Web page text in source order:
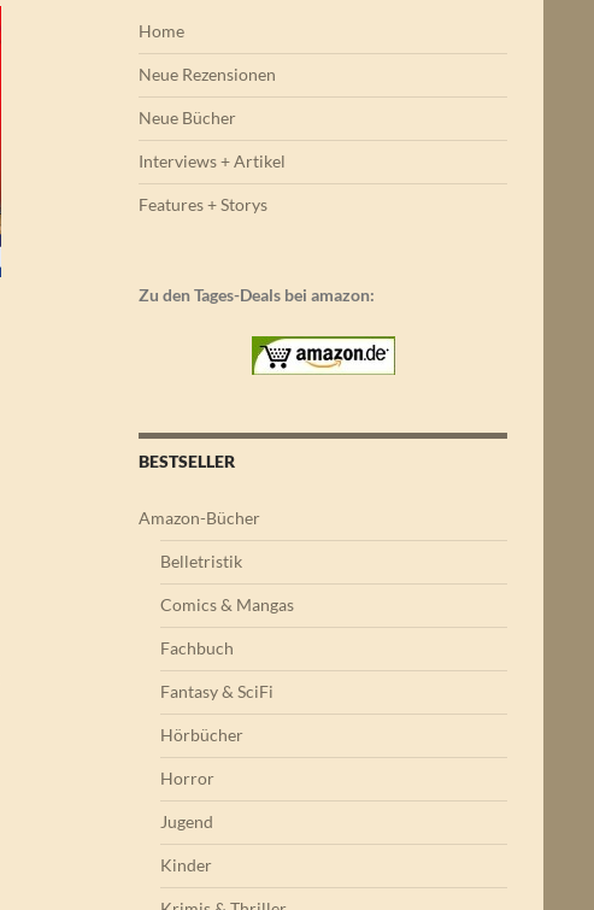
Home
Neue Rezensionen
Neue Bücher
Interviews + Artikel
Features + Storys
Zu den Tages-Deals bei amazon:
BESTSELLER
Amazon-Bücher
Belletristik
Comics & Mangas
Fachbuch
Fantasy & SciFi
Hörbücher
Horror
Jugend
Kinder